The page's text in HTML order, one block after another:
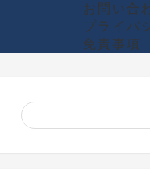
お問い合
プライバ
免責事項